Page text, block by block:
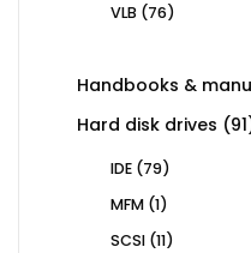
VLB 7676
Handbooks &
Hard disk drives 91
IDE 7979
MFM 11
SCSI 1111